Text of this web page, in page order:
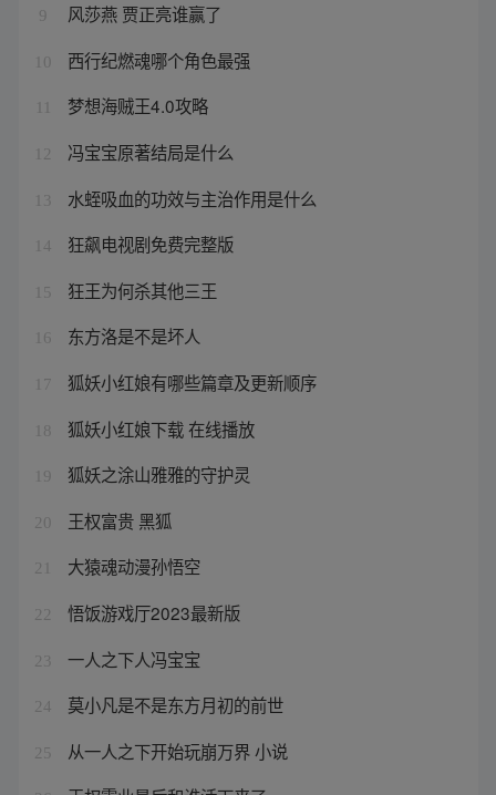
9 风莎燕 贾正亮谁赢了
10 西行纪燃魂哪个角色最强
梦想海贼王4.0攻略
12 冯宝宝原著结局是什么
13 水蛭吸血的功效与主治作用是什么
14 狂飙电视剧免费完整版
15 狂王为何杀其他三王
16 东方洛是不是坏人
17 狐妖小红娘有哪些篇章及更新顺序
18 狐妖小红娘下载 在线播放
19 狐妖之涂山雅雅的守护灵
20 王权富贵 黑狐
21 大猿魂动漫孙悟空
22 悟饭游戏厅2023最新版
23 一人之下人冯宝宝
24 莫小凡是不是东方月初的前世
25 从一人之下开始玩崩万界 小说